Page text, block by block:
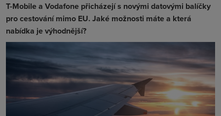
T-Mobile a Vodafone přicházejí s novými datovými balíčky
pro cestování mimo EU. Jaké možnosti máte a která
nabídka je výhodnější?